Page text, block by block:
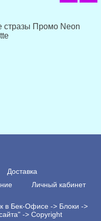
Промо Neon
Доставка
Личный кабинет
в Бек-Офисе -> Блоки ->
-> Copyright